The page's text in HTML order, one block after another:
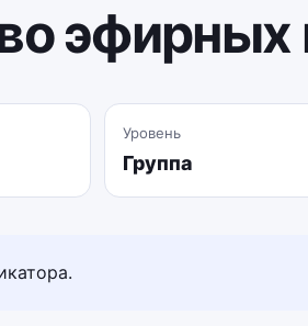
эфирных
Уровень
Группа